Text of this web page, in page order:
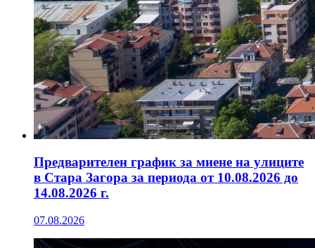
Предварителен график за миене на улиците
в Стара Загора за периода от 10.08.2026 до
14.08.2026 г.
07.08.2026